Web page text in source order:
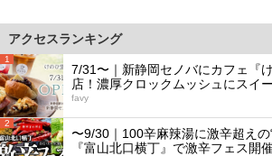
アクセスランキング
1
7/31〜｜新静岡セノバにカフェ『
店！濃厚クロックムッシュにスイ
favy
2
〜9/30｜100辛麻辣湯に激辛超えの
『富山北口横丁』で激辛フェス開